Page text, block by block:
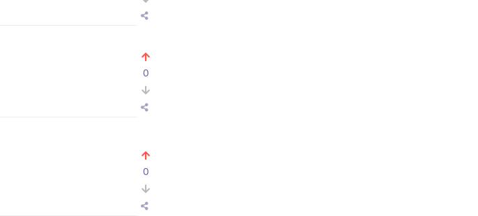
0
0